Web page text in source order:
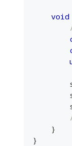
void
}
}